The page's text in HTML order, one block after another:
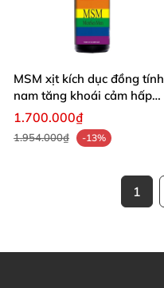
MSM xịt kích dục đồng tính
nam tăng khoái cảm hấp
dẫn phái mạnh
1.700.000₫
1.954.000₫ -13%
1